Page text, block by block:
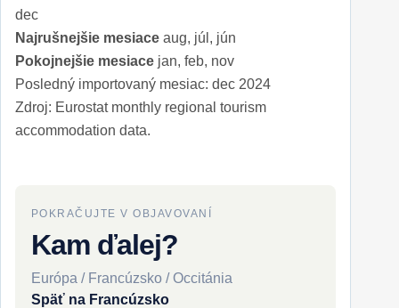
dec
Najrušnejšie mesiace aug, júl, jún
Pokojnejšie mesiace jan, feb, nov
Posledný importovaný mesiac: dec 2024
Zdroj: Eurostat monthly regional tourism
accommodation data.
POKRAČUJTE V OBJAVOVANÍ
Kam ďalej?
Európa / Francúzsko / Occitánia
Späť na Francúzsko